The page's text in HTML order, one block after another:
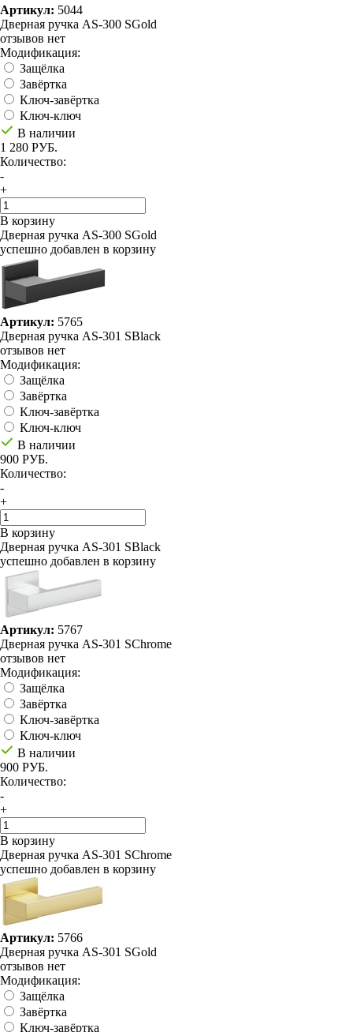
Артикул: 5044
Дверная ручка AS-300 SGold
отзывов нет
Модификация:
Защёлка
Завёртка
Ключ-завёртка
Ключ-ключ
В наличии
1 280 РУБ.
Количество:
-
+
В корзину
Дверная ручка AS-300 SGold
успешно добавлен в корзину
Артикул: 5765
Дверная ручка AS-301 SBlack
отзывов нет
Модификация:
Защёлка
Завёртка
Ключ-завёртка
Ключ-ключ
В наличии
900 РУБ.
Количество:
-
+
В корзину
Дверная ручка AS-301 SBlack
успешно добавлен в корзину
Артикул: 5767
Дверная ручка AS-301 SChrome
отзывов нет
Модификация:
Защёлка
Завёртка
Ключ-завёртка
Ключ-ключ
В наличии
900 РУБ.
Количество:
-
+
В корзину
Дверная ручка AS-301 SChrome
успешно добавлен в корзину
Артикул: 5766
Дверная ручка AS-301 SGold
отзывов нет
Модификация:
Защёлка
Завёртка
Ключ-завёртка